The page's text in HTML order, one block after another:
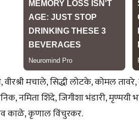
मचाले, सिद्धी लोटके, कोमल
नमिता शिंदे, जिगीशा भंडारी, मृण्मयी
काळे, कृणाल विंचुरकर.